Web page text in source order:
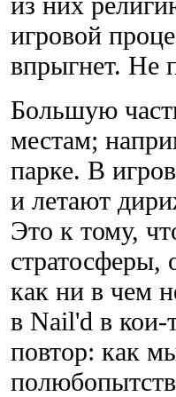
игровой
впрыгнет. Не
Большую
местам;
парке. В
и летают
Это к тому,
стратосферы,
как ни в чем
в Nail'd в кои-
повтор: как